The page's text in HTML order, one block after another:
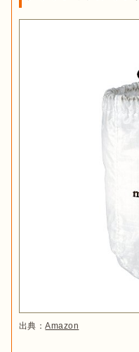
出典：Amazon